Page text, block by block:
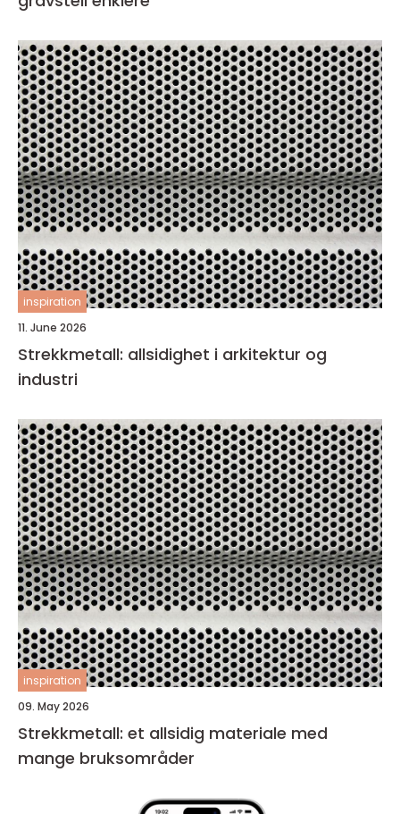
inspiration
11. June 2026
Strekkmetall: allsidighet i arkitektur og
industri
inspiration
09. May 2026
Strekkmetall: et allsidig materiale med
mange bruksområder